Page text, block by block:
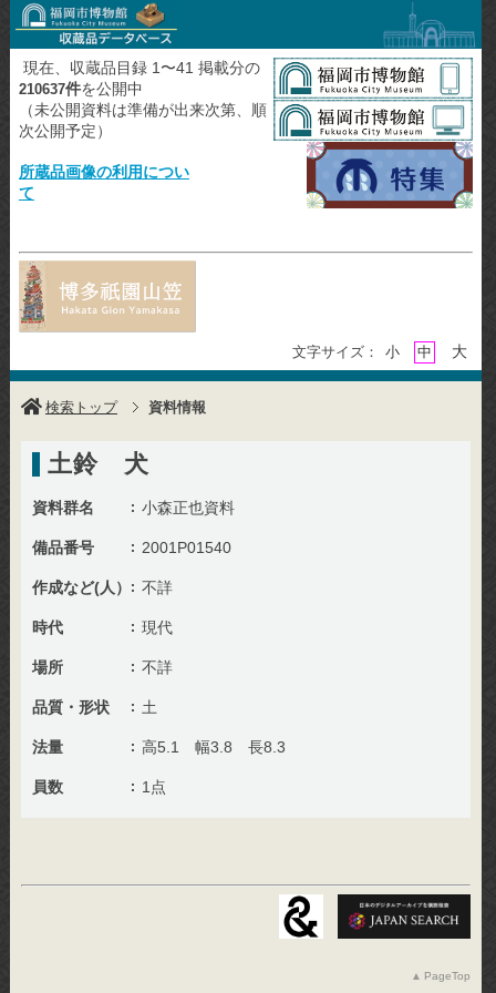
現在、収蔵品目録 1〜41 掲載分の
210637件を公開中
（未公開資料は準備が出来次第、順
次公開予定）
所蔵品画像の利用につい
て
文字サイズ： 小 中 大
検索トップ 資料情報
土鈴 犬
資料群名 小森正也資料
備品番号 2001P01540
作成など(人） 不詳
時代 現代
場所 不詳
品質・形状 土
法量 高5.1 幅3.8 長8.3
員数 1点
PageTop